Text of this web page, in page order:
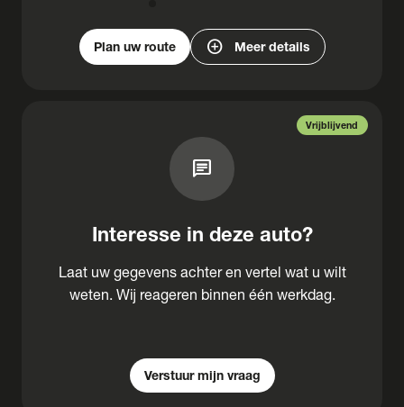
Plan uw route add_circle Meer details
Vrijblijvend
chat
Interesse in deze auto?
Laat uw gegevens achter en vertel wat u wilt
weten. Wij reageren binnen één werkdag.
Verstuur mijn vraag